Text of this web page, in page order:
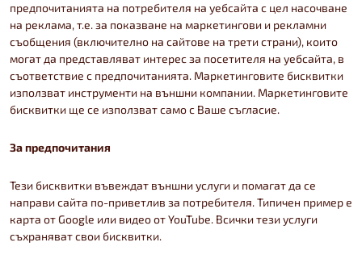
предпочитанията на потребителя на уебсайта с цел насочване
на реклама, т.е. за показване на маркетингови и рекламни
съобщения (включително на сайтове на трети страни), които
могат да представляват интерес за посетителя на уебсайта, в
съответствие с предпочитанията. Маркетинговите бисквитки
използват инструменти на външни компании. Маркетинговите
бисквитки ще се използват само с Ваше съгласие.
За предпочитания
Тези бисквитки въвеждат външни услуги и помагат да се
направи сайта по-приветлив за потребителя. Типичен пример е
карта от Google или видео от YouTube. Всички тези услуги
съхраняват свои бисквитки.